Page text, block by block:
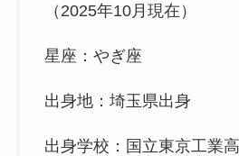
（2025年10月現在）
星座：やぎ座
出身地：埼玉県出身
出身学校：国立東京工業